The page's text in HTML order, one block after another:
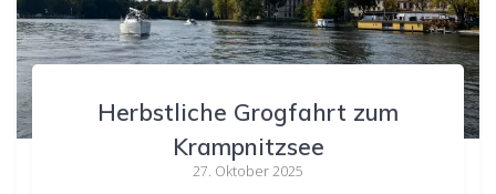
Herbstliche Grogfahrt zum
Krampnitzsee
27. Oktober 2025